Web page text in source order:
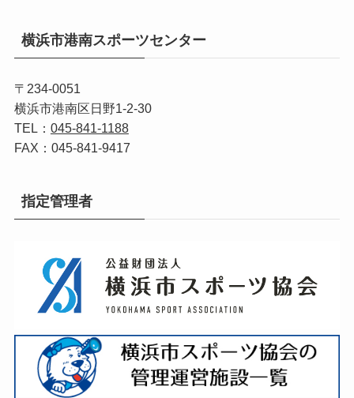
横浜市港南スポーツセンター
〒234-0051
横浜市港南区日野1-2-30
TEL： 045-841-1188
FAX：045-841-9417
指定管理者